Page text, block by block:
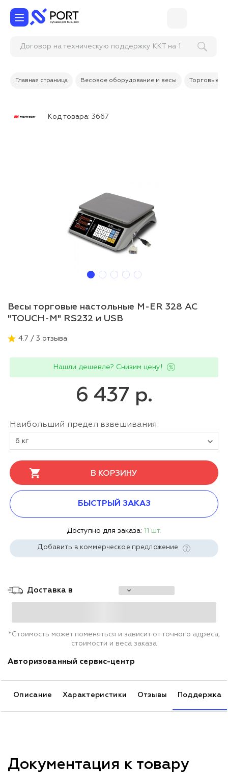
Договор на техническую поддержку ККТ на 1
Главная страница Весовое оборудование и весы Торговые
Код товара: 3667
Весы торговые настольные M-ER 328 AC
"TOUCH-M" RS232 и USB
4.7 / 3 отзыва
Нашли дешевле? Снизим цену!
6 437 р.
Наибольший предел взвешивания:
6 кг
В КОРЗИНУ
БЫСТРЫЙ ЗАКАЗ
Доступно для заказа: 11 шт.
Добавить в коммерческое предложение
Доставка в
*Стоимость может поменяться и зависит от точного адреса,
стоимости и веса заказа
Авторизованный сервис-центр
Описание Характеристики Отзывы Поддержка
Документация к товару